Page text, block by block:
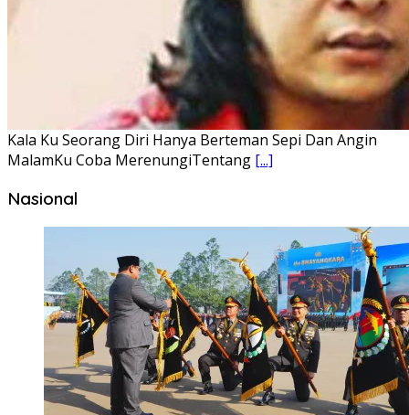
Kala Ku Seorang Diri Hanya Berteman Sepi Dan Angin
MalamKu Coba MerenungiTentang [...]
Nasional